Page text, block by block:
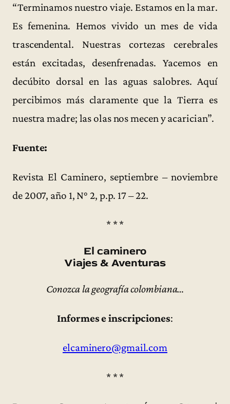
“Terminamos nuestro viaje. Estamos en la mar.
Es femenina. Hemos vivido un mes de vida
trascendental. Nuestras cortezas cerebrales
están excitadas, desenfrenadas. Yacemos en
decúbito dorsal en las aguas salobres. Aquí
percibimos más claramente que la Tierra es
nuestra madre; las olas nos mecen y acarician”.
Fuente:
Revista El Caminero, septiembre – noviembre
de 2007, año 1, N° 2, p.p. 17 – 22.
* * *
El caminero
Viajes & Aventuras
Conozca la geografía colombiana…
Informes e inscripciones:
elcaminero@gmail.com
* * *